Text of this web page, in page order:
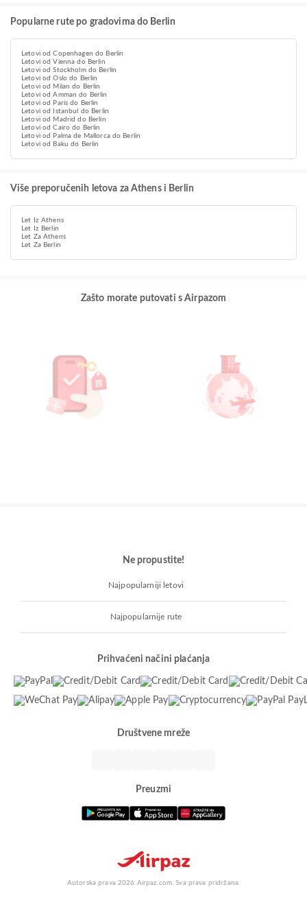
Popularne rute po gradovima do Berlin
Letovi od Copenhagen do Berlin
Letovi od Vienna do Berlin
Letovi od Stockholm do Berlin
Letovi od Oslo do Berlin
Letovi od Milan do Berlin
Letovi od Amman do Berlin
Letovi od Paris do Berlin
Letovi od Istanbul do Berlin
Letovi od Madrid do Berlin
Letovi od Cairo do Berlin
Letovi od Palma de Mallorca do Berlin
Letovi od Baku do Berlin
Više preporučenih letova za Athens i Berlin
Let Iz Athens
Let Iz Berlin
Let Za Athens
Let Za Berlin
Zašto morate putovati s Airpazom
Ne propustite!
Najpopularniji letovi
Najpopularnije rute
Prihvaćeni načini plaćanja
Društvene mreže
Preuzmi
Autorska prava 2026 Airpaz.com. Sva prava pridržana.